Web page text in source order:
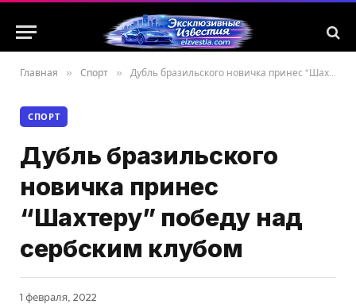
Главная » Спорт » Дубль бразильского новичка принес “Шахтеру” победу над сербским клубом
СПОРТ
Дубль бразильского
новичка принес
“Шахтеру” победу над
сербским клубом
1 февраля, 2022